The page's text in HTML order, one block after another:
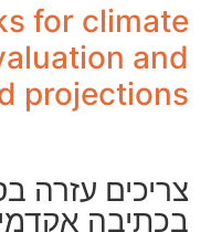
for climate
and
projections
צריכים עזרה
בכתיבה